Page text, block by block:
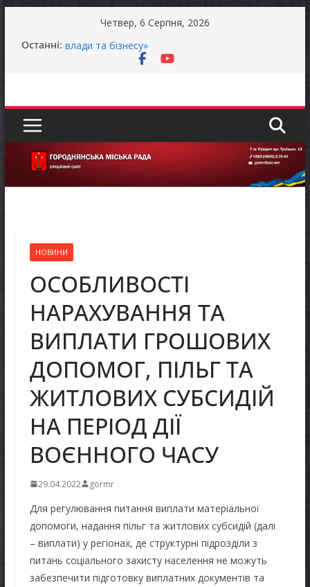
Четвер, 6 Серпня, 2026
Останні: Продовжується реалізація програми «Діалог
влади та бізнесу»
Батьки майбутніх першокласників уже можуть
громади справжньою літньою спекою
присудження Премії Кабінету Міністрів України
за вагомий внесок у забезпечення
енергетичної стійкості України
До уваги представників бізнесу!
НОВИНИ
ОСОБЛИВОСТІ
НАРАХУВАННЯ ТА
ВИПЛАТИ ГРОШОВИХ
ДОПОМОГ, ПІЛЬГ ТА
ЖИТЛОВИХ СУБСИДІЙ
НА ПЕРІОД ДІЇ
ВОЄННОГО ЧАСУ
29.04.2022 gormr
Для регулювання питання виплати матеріальної
допомоги, надання пільг та житлових субсидій (далі
– виплати) у регіонах, де структурні підрозділи з
питань соціального захисту населення не можуть
забезпечити підготовку виплатних документів та